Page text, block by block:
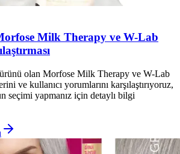
Milk Therapy ve W-Lab
olan Morfose Milk Therapy ve W-Lab
ve kullanıcı yorumlarını karşılaştırıyoruz,
seçimi yapmanız için detaylı bilgi